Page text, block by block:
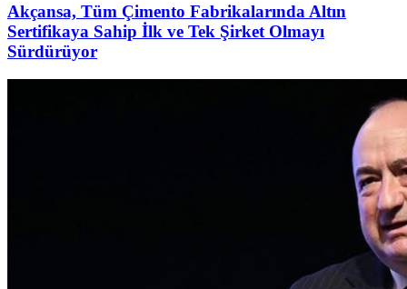
Akçansa, Tüm Çimento Fabrikalarında Altın
Sertifikaya Sahip İlk ve Tek Şirket Olmayı
Sürdürüyor